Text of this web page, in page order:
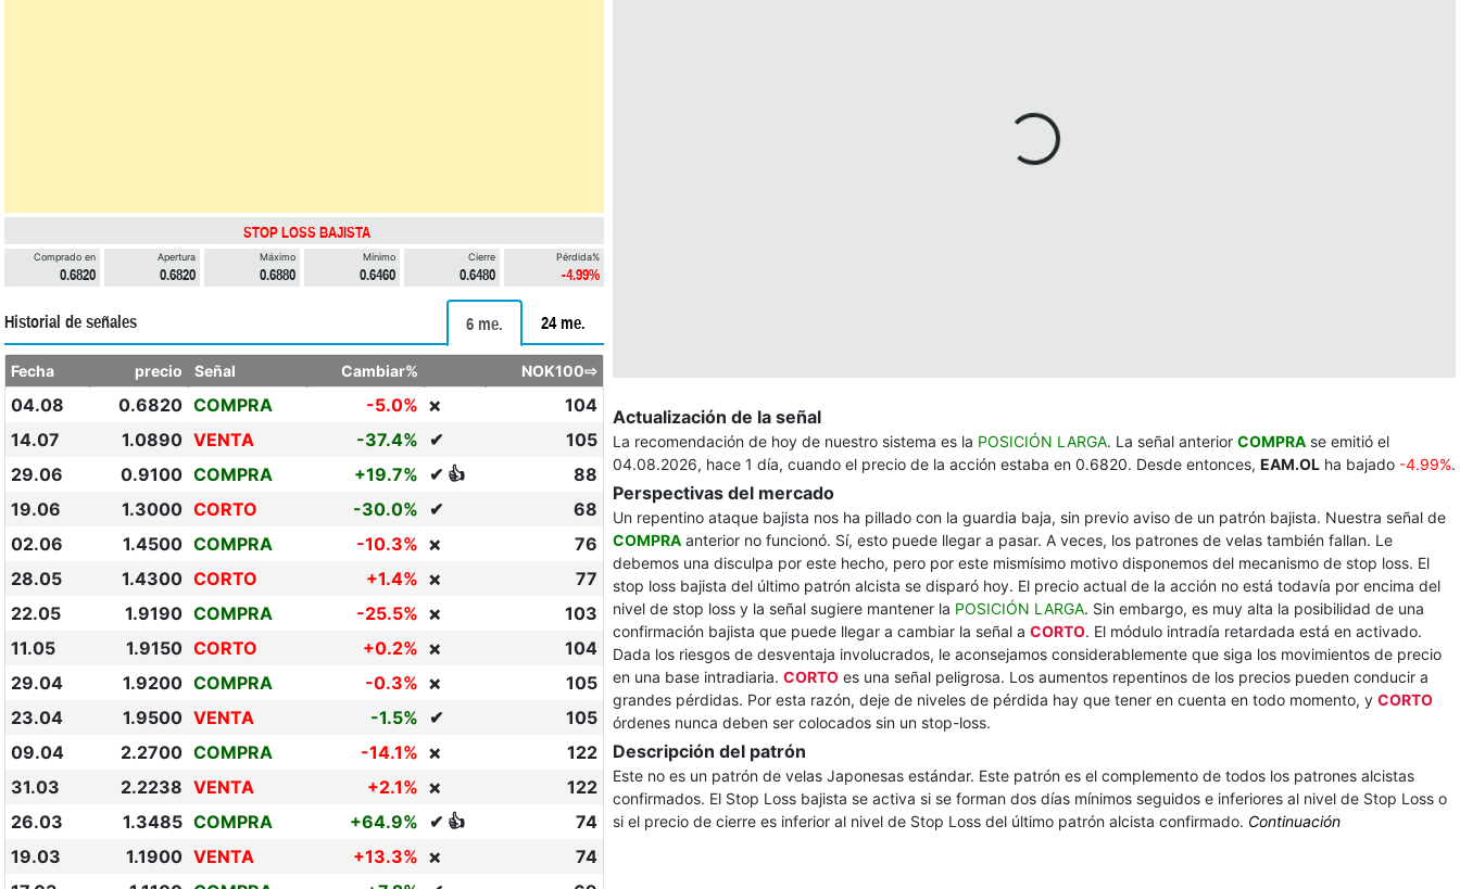
STOP LOSS BAJISTA
Comprado en
0.6820
Apertura
0.6820
Máximo
0.6880
Mínimo
0.6460
Cierre
0.6480
Pérdida%
-4.99%
Historial de señales 6 me. 24 me.
Fecha precio Señal Cambiar% NOK100⇨
04.08 0.6820 COMPRA -5.0% ❌
104
14.07
1.0890 VENTA -37.4% ✔
105
29.06
0.9100 COMPRA +19.7% ✔ 👍
88
19.06
1.3000 CORTO -30.0% ✔
68
02.06
1.4500 COMPRA -10.3% ❌
76
28.05
1.4300 CORTO +1.4% ❌
77
22.05
1.9190 COMPRA -25.5% ❌
103
11.05
1.9150 CORTO +0.2% ❌
104
29.04
1.9200 COMPRA -0.3% ❌
105
23.04
1.9500 VENTA -1.5% ✔
105
09.04
2.2700 COMPRA -14.1% ❌
122
31.03
2.2238 VENTA +2.1% ❌
122
26.03
1.3485 COMPRA +64.9% ✔ 👍
74
19.03
1.1900 VENTA +13.3% ❌
74
Actualización de la señal
La recomendación de hoy de nuestro sistema es la POSICIÓN LARGA. La señal anterior COMPRA se emitió el
04.08.2026, hace 1 día, cuando el precio de la acción estaba en 0.6820. Desde entonces, EAM.OL ha bajado -4.99%.
Perspectivas del mercado
Un repentino ataque bajista nos ha pillado con la guardia baja, sin previo aviso de un patrón bajista. Nuestra señal de
COMPRA anterior no funcionó. Sí, esto puede llegar a pasar. A veces, los patrones de velas también fallan. Le
debemos una disculpa por este hecho, pero por este mismísimo motivo disponemos del mecanismo de stop loss. El
stop loss bajista del último patrón alcista se disparó hoy. El precio actual de la acción no está todavía por encima del
nivel de stop loss y la señal sugiere mantener la POSICIÓN LARGA. Sin embargo, es muy alta la posibilidad de una
confirmación bajista que puede llegar a cambiar la señal a CORTO. El módulo intradía retardada está en activado.
Dada los riesgos de desventaja involucrados, le aconsejamos considerablemente que siga los movimientos de precio
en una base intradiaria. CORTO es una señal peligrosa. Los aumentos repentinos de los precios pueden conducir a
grandes pérdidas. Por esta razón, deje de niveles de pérdida hay que tener en cuenta en todo momento, y CORTO
órdenes nunca deben ser colocados sin un stop-loss.
Descripción del patrón
Este no es un patrón de velas Japonesas estándar. Este patrón es el complemento de todos los patrones alcistas
confirmados. El Stop Loss bajista se activa si se forman dos días mínimos seguidos e inferiores al nivel de Stop Loss o
si el precio de cierre es inferior al nivel de Stop Loss del último patrón alcista confirmado. Continuación